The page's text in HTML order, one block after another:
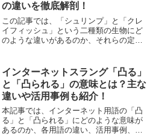
の違いを徹底解剖！
この記事では、「シュリンプ」と「クレ
イフィッシュ」という二種類の生物にど
のような違いがあるのか、それらの定
プ」という生物の定義「シュリンプ」は
「エビ」のことを指しています...
インターネットスラング「凸る」
と「凸られる」の意味とは？主な
違いや活用事例も紹介！
本記事では、インターネット用語の「凸
る」と「凸られる」にどのような意味が
あるのか、各用語の違い、活用事例、関